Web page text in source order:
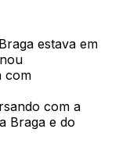
estava em
com
com a
Braga e do